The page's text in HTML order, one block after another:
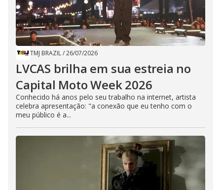
TMJ BRAZIL/26/07/2026
LVCAS brilha em sua estreia no
Capital Moto Week 2026
Conhecido há anos pelo seu trabalho na internet, artista
celebra apresentação: "a conexão que eu tenho com o
meu público é a...